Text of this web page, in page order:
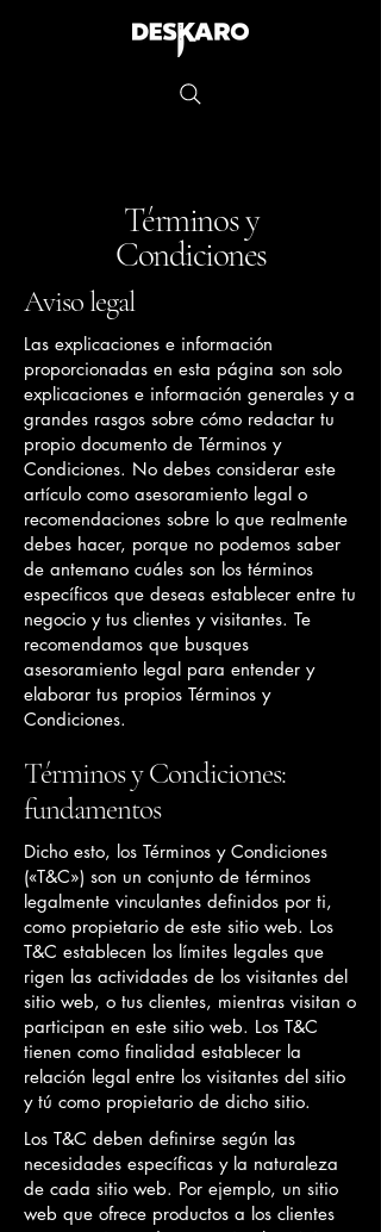
Términos y
Condiciones
Aviso legal
Las explicaciones e información
proporcionadas en esta página son solo
explicaciones e información generales y a
grandes rasgos sobre cómo redactar tu
propio documento de Términos y
Condiciones. No debes considerar este
artículo como asesoramiento legal o
recomendaciones sobre lo que realmente
debes hacer, porque no podemos saber
de antemano cuáles son los términos
específicos que deseas establecer entre tu
negocio y tus clientes y visitantes. Te
recomendamos que busques
asesoramiento legal para entender y
elaborar tus propios Términos y
Condiciones.
Términos y Condiciones:
fundamentos
Dicho esto, los Términos y Condiciones
(«T&C») son un conjunto de términos
legalmente vinculantes definidos por ti,
como propietario de este sitio web. Los
T&C establecen los límites legales que
rigen las actividades de los visitantes del
sitio web, o tus clientes, mientras visitan o
participan en este sitio web. Los T&C
tienen como finalidad establecer la
relación legal entre los visitantes del sitio
y tú como propietario de dicho sitio.
Los T&C deben definirse según las
necesidades específicas y la naturaleza
de cada sitio web. Por ejemplo, un sitio
web que ofrece productos a los clientes